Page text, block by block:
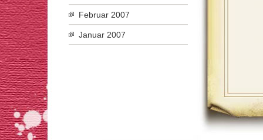
Februar 2007
Januar 2007